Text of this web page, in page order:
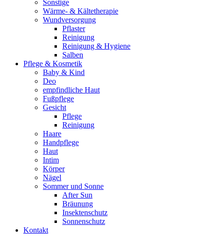
Sonstige
Wärme- & Kältetherapie
Wundversorgung
Pflaster
Reinigung
Reinigung & Hygiene
Salben
Pflege & Kosmetik
Baby & Kind
Deo
empfindliche Haut
Fußpflege
Gesicht
Pflege
Reinigung
Haare
Handpflege
Haut
Intim
Körper
Nägel
Sommer und Sonne
After Sun
Bräunung
Insektenschutz
Sonnenschutz
Kontakt